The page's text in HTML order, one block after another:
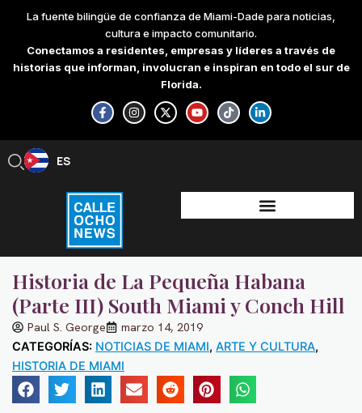
content
La fuente bilingüe de confianza de Miami-Dade para noticias,
cultura e impacto comunitario.
Conectamos a residentes, empresas y líderes a través de
historias que informan, involucran e inspiran en todo el sur de
Florida.
F
a
c
e
-
f
I
n
s
t
X
-
t
w
Y
o
u
t
T
i
k
t
L
i
n
k
-
i
n
ES
EN
Historia de La Pequeña Habana
(Parte III) South Miami y Conch Hill
Paul S. George marzo 14, 2019
CATEGORÍAS: NOTICIAS DE MIAMI, ARTE Y CULTURA,
HISTORIA DE MIAMI